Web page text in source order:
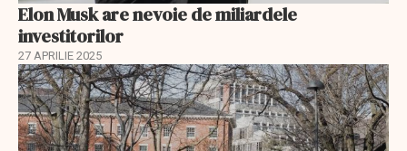
Elon Musk are nevoie de miliardele
investitorilor
27 APRILIE 2025